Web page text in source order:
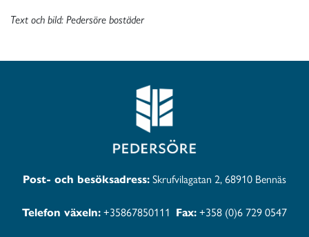
Text och bild: Pedersöre bostäder
Post- och besöksadress:Skrufvilagatan 2, 68910 Bennäs
Telefon växeln:+35867850111 Fax:+358 (0)6 729 0547